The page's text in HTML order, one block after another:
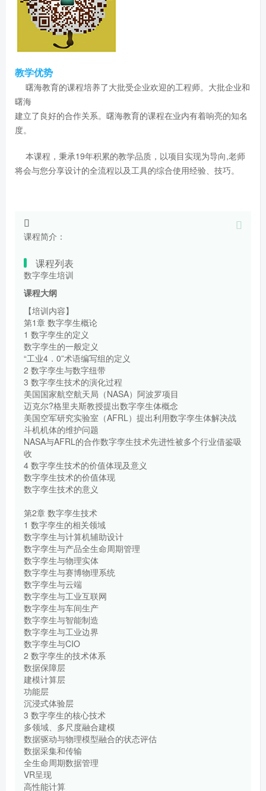
教学优势
曙海教育的课程培养了大批受企业欢迎的工程师。大批企业和
曙海
建立了良好的合作关系。曙海教育的课程在业内有着响亮的知名
度。
本课程，秉承19年积累的教学品质，以项目实现为导向,老师
将会与您分享设计的全流程以及工具的综合使用经验、技巧。
课程简介：
课程列表
数字孪生培训
课程大纲
【培训内容】
第1章 数字孪生概论
1 数字孪生的定义
数字孪生的一般定义
“工业4．0”术语编写组的定义
2 数字孪生与数字纽带
3 数字孪生技术的演化过程
美国国家航空航天局（NASA）阿波罗项目
迈克尔?格里夫斯教授提出数字孪生体概念
美国空军研究实验室（AFRL）提出利用数字孪生体解决战
斗机机体的维护问题
NASA与AFRL的合作数字孪生技术先进性被多个行业借鉴吸
收
4 数字孪生技术的价值体现及意义
数字孪生技术的价值体现
数字孪生技术的意义
第2章 数字孪生技术
1 数字孪生的相关领域
数字孪生与计算机辅助设计
数字孪生与产品全生命周期管理
数字孪生与物理实体
数字孪生与赛博物理系统
数字孪生与云端
数字孪生与工业互联网
数字孪生与车间生产
数字孪生与智能制造
数字孪生与工业边界
数字孪生与CIO
2 数字孪生的技术体系
数据保障层
建模计算层
功能层
沉浸式体验层
3 数字孪生的核心技术
多领域、多尺度融合建模
数据驱动与物理模型融合的状态评估
数据采集和传输
全生命周期数据管理
VR呈现
高性能计算